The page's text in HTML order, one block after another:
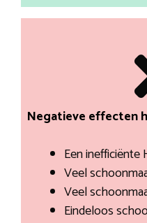
Negatieve effecten
Een inefficiënte
Veel
Veel
Eindeloos